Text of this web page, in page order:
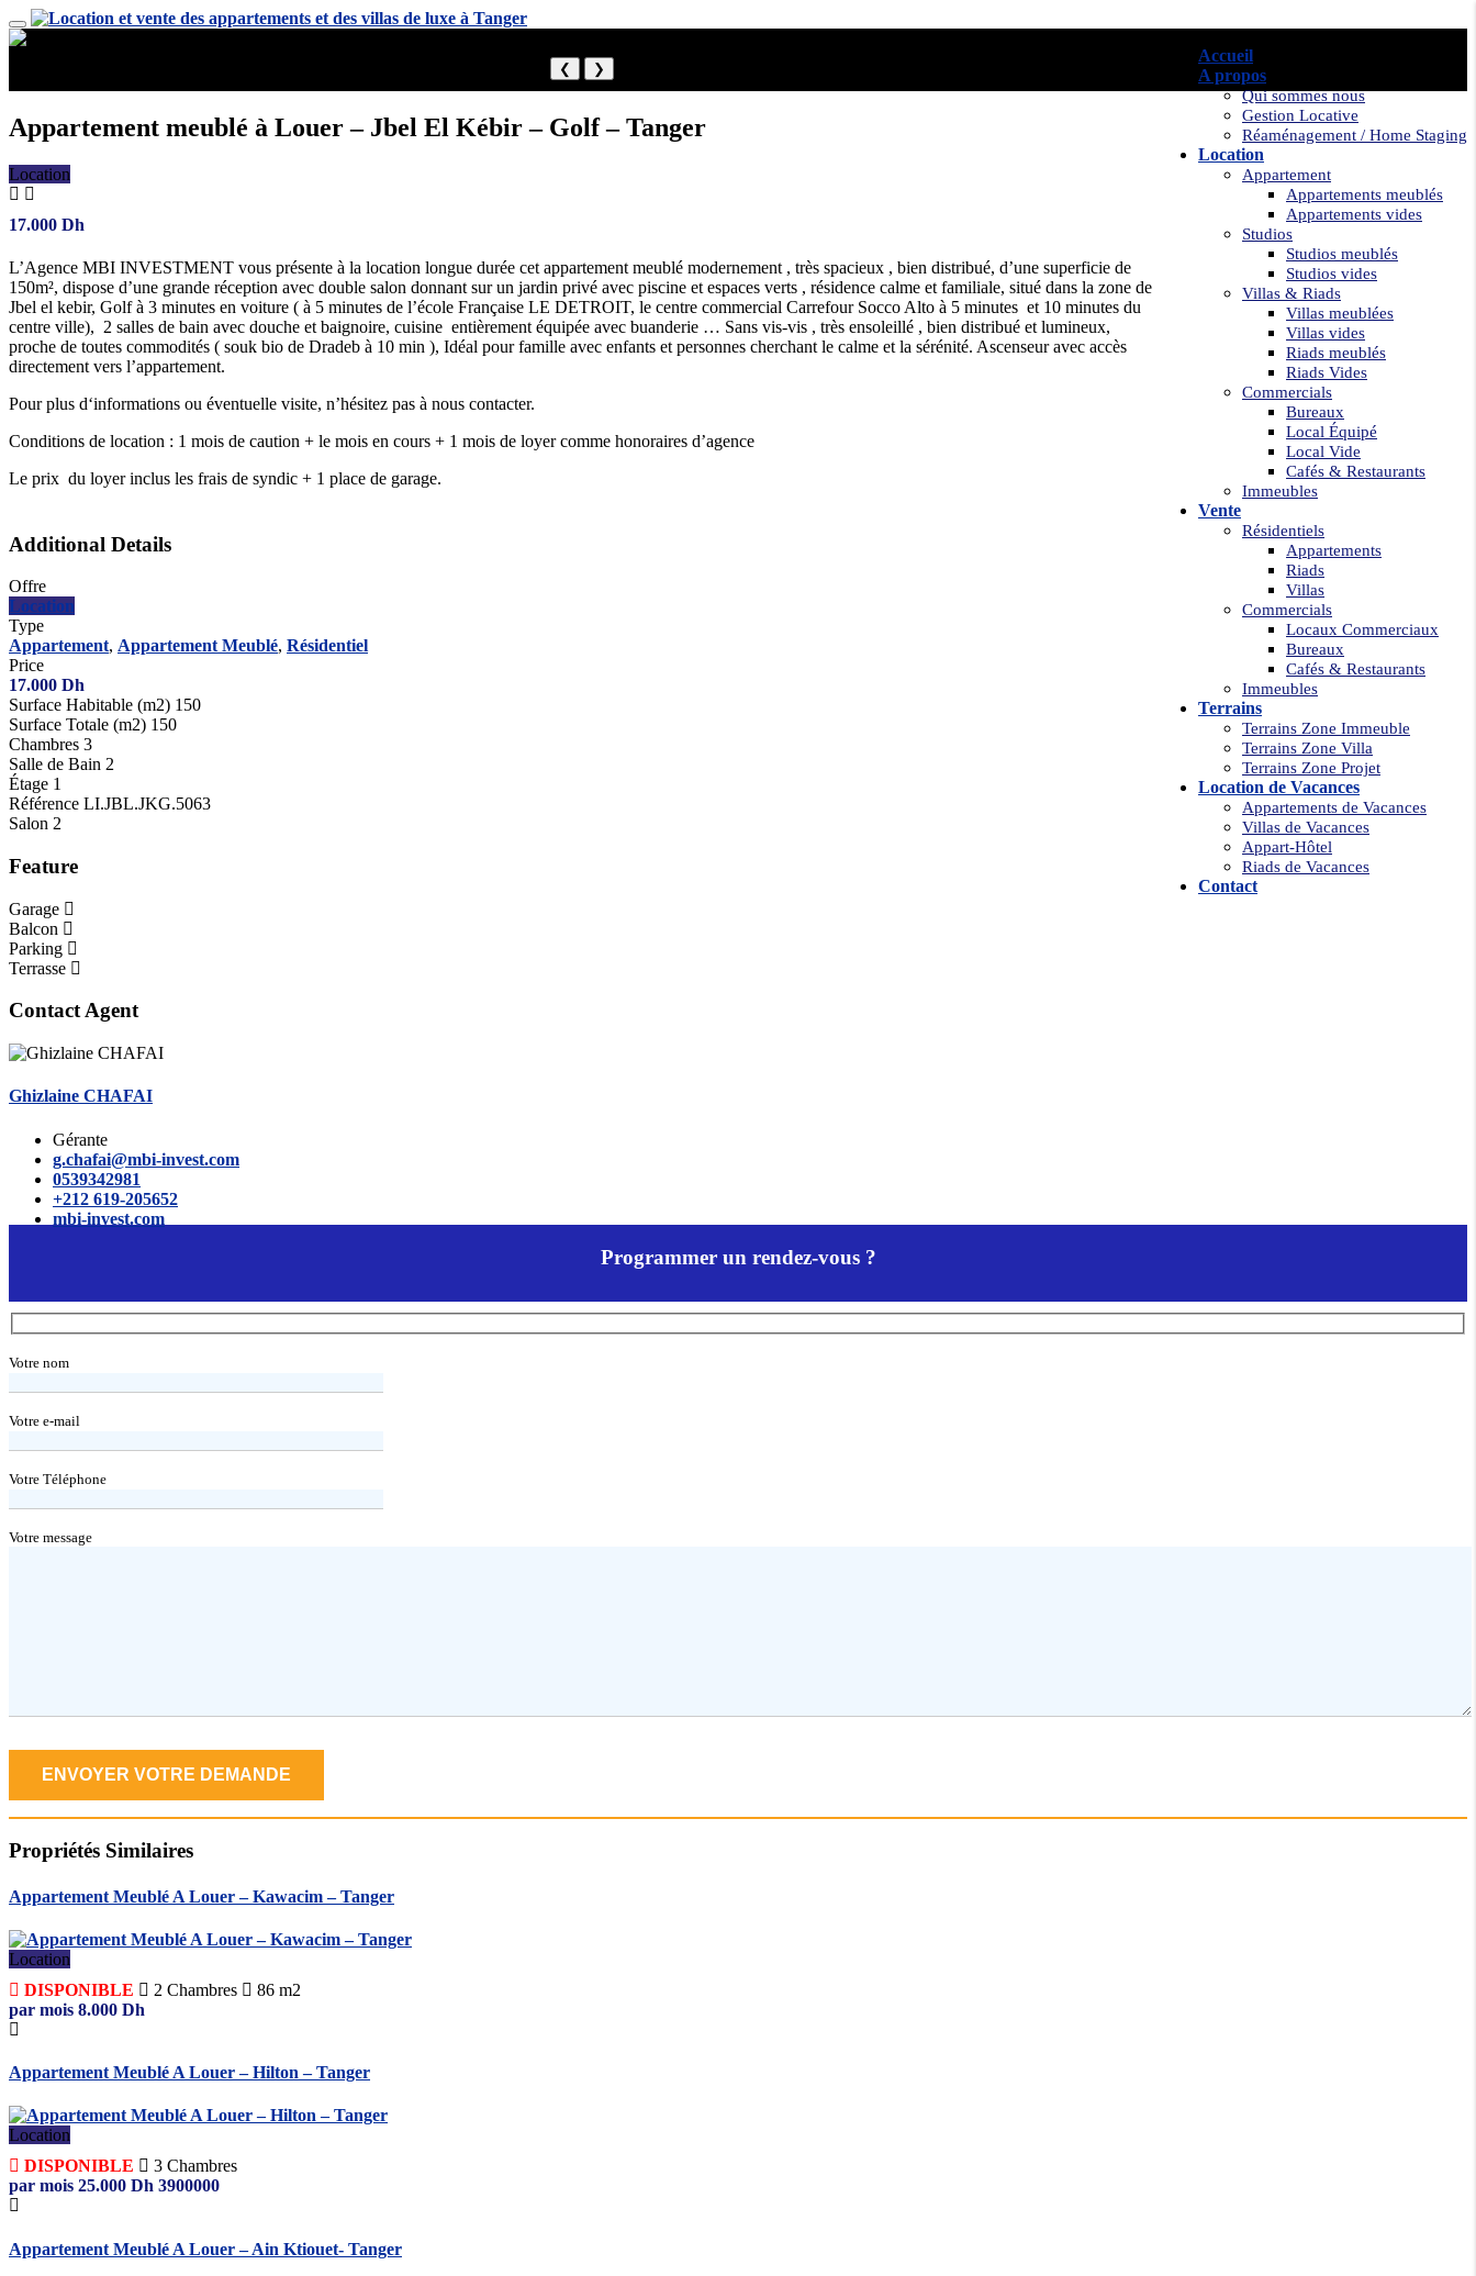
Accueil
A propos
Qui sommes nous
Gestion Locative
Réaménagement / Home Staging
Location
Appartement
Appartements meublés
Appartements vides
Studios
Studios meublés
Studios vides
Villas & Riads
Villas meublées
Villas vides
Riads meublés
Riads Vides
Commercials
Bureaux
Local Équipé
Local Vide
Cafés & Restaurants
Immeubles
Vente
Résidentiels
Appartements
Riads
Villas
Commercials
Locaux Commerciaux
Bureaux
Cafés & Restaurants
Immeubles
Terrains
Terrains Zone Immeuble
Terrains Zone Villa
Terrains Zone Projet
Location de Vacances
Appartements de Vacances
Villas de Vacances
Appart-Hôtel
Riads de Vacances
Contact
❮ ❯
Appartement meublé à Louer – Jbel El Kébir – Golf – Tanger
Location
17.000 Dh
L’Agence MBI INVESTMENT vous présente à la location longue durée cet appartement meublé modernement , très spacieux , bien distribué, d’une superficie de
150m², dispose d’une grande réception avec double salon donnant sur un jardin privé avec piscine et espaces verts , résidence calme et familiale, situé dans la zone de
Jbel el kebir, Golf à 3 minutes en voiture ( à 5 minutes de l’école Française LE DETROIT, le centre commercial Carrefour Socco Alto à 5 minutes et 10 minutes du
centre ville), 2 salles de bain avec douche et baignoire, cuisine entièrement équipée avec buanderie … Sans vis-vis , très ensoleillé , bien distribué et lumineux,
proche de toutes commodités ( souk bio de Dradeb à 10 min ), Idéal pour famille avec enfants et personnes cherchant le calme et la sérénité. Ascenseur avec accès
directement vers l’appartement.
Pour plus d‘informations ou éventuelle visite, n’hésitez pas à nous contacter.
Conditions de location : 1 mois de caution + le mois en cours + 1 mois de loyer comme honoraires d’agence
Le prix du loyer inclus les frais de syndic + 1 place de garage.
Additional Details
Offre
Location
Type
Appartement, Appartement Meublé, Résidentiel
Price
17.000 Dh
Surface Habitable (m2) 150
Surface Totale (m2) 150
Chambres 3
Salle de Bain 2
Étage 1
Référence LI.JBL.JKG.5063
Salon 2
Feature
Garage
Balcon
Parking
Terrasse
Contact Agent
Ghizlaine CHAFAI
Gérante
g.chafai@mbi-invest.com
0539342981
+212 619-205652
mbi-invest.com
Programmer un rendez-vous ?
Votre nom
Votre e-mail
Votre Téléphone
Votre message
Propriétés Similaires
Appartement Meublé A Louer – Kawacim – Tanger
Location
DISPONIBLE
2 Chambres
86 m2
par mois 8.000 Dh
Appartement Meublé A Louer – Hilton – Tanger
Location
DISPONIBLE
3 Chambres
par mois 25.000 Dh 3900000
Appartement Meublé A Louer – Ain Ktiouet- Tanger